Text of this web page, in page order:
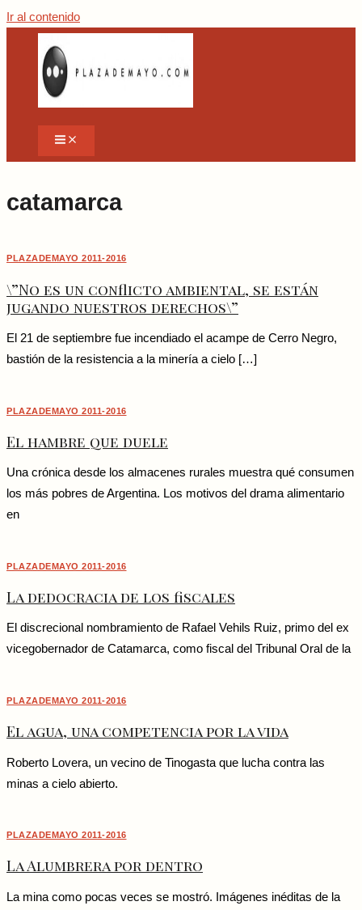
Ir al contenido
catamarca
PLAZADEMAYO 2011-2016
\”No es un conflicto ambiental, se están
jugando nuestros derechos\”
El 21 de septiembre fue incendiado el acampe de Cerro Negro,
bastión de la resistencia a la minería a cielo […]
PLAZADEMAYO 2011-2016
El hambre que duele
Una crónica desde los almacenes rurales muestra qué consumen
los más pobres de Argentina. Los motivos del drama alimentario
en
PLAZADEMAYO 2011-2016
La dedocracia de los fiscales
El discrecional nombramiento de Rafael Vehils Ruiz, primo del ex
vicegobernador de Catamarca, como fiscal del Tribunal Oral de la
PLAZADEMAYO 2011-2016
El agua, una competencia por la vida
Roberto Lovera, un vecino de Tinogasta que lucha contra las
minas a cielo abierto.
PLAZADEMAYO 2011-2016
La Alumbrera por dentro
La mina como pocas veces se mostró. Imágenes inéditas de la